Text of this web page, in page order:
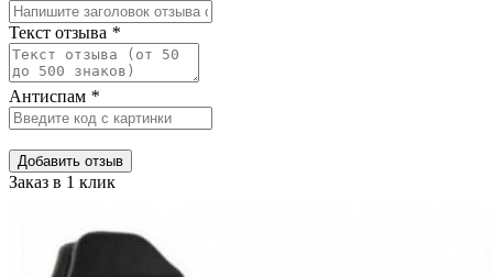
Текст отзыва *
Антиспам *
Добавить отзыв
Заказ в 1 клик